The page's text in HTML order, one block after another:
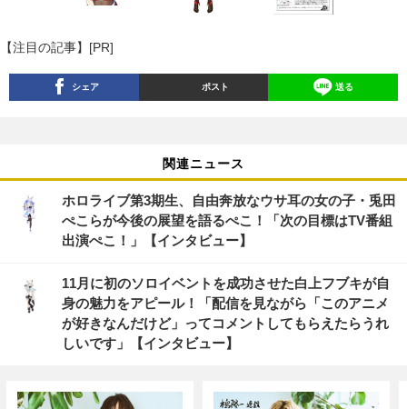
【注目の記事】[PR]
シェア ポスト 送る
関連ニュース
ホロライブ第3期生、自由奔放なウサ耳の女の子・兎田
ぺこらが今後の展望を語るぺこ！「次の目標はTV番組
出演ぺこ！」【インタビュー】
11月に初のソロイベントを成功させた白上フブキが自
身の魅力をアピール！「配信を見ながら「このアニメ
が好きなんだけど」ってコメントしてもらえたらうれ
しいです」【インタビュー】